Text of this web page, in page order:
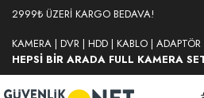
2999₺ ÜZERİ KARGO BEDAVA!
KAMERA | DVR | HDD | KABLO | ADAPTÖR
HEPSİ BİR ARADA FULL KAMERA